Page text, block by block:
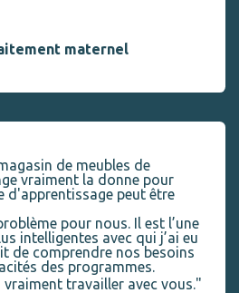
maternel
de meubles de
vraiment la donne pour
d'apprentissage peut être
pour nous. Il est l’une
intelligentes avec qui j’ai eu
de comprendre nos besoins
des programmes.
vraiment travailler avec vous."